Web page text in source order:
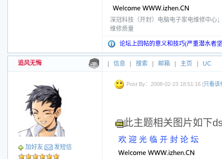
深冠科技（开封）电脑电子家电维修中心
维修质量
论坛上回帖的意义和技巧(严重潜水者
追风无悔 信息 搜索 邮箱 主页 UC
加好友 发短信
Post By：2008-02-23 18:51:16 [只看该
此主题相关图片如下